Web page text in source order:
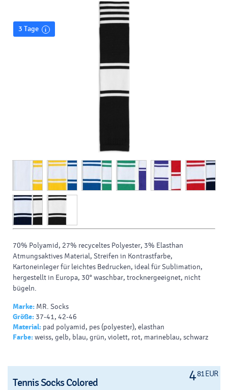
3 Tage
70% Polyamid, 27% recyceltes Polyester, 3% Elasthan
Atmungsaktives Material, Streifen in Kontrastfarbe,
Kartoneinleger für leichtes Bedrucken, ideal für Sublimation,
hergestellt in Europa, 30° waschbar, trocknergeeignet, nicht
bügeln.
Marke: MR. Socks
Größe: 37-41, 42-46
Material: pad polyamid, pes (polyester), elasthan
Farbe:weiss, gelb, blau, grün, violett, rot, marineblau, schwarz
481 EUR
Tennis Socks Colored